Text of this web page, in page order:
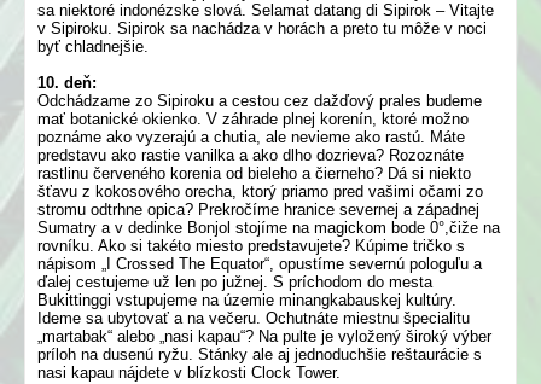
sa niektoré indonézske slová. Selamat datang di Sipirok – Vitajte
v Sipiroku. Sipirok sa nachádza v horách a preto tu môže v noci
byť chladnejšie.
10. deň:
Odchádzame zo Sipiroku a cestou cez dažďový prales budeme
mať botanické okienko. V záhrade plnej korenín, ktoré možno
poznáme ako vyzerajú a chutia, ale nevieme ako rastú. Máte
predstavu ako rastie vanilka a ako dlho dozrieva? Rozoznáte
rastlinu červeného korenia od bieleho a čierneho? Dá si niekto
šťavu z kokosového orecha, ktorý priamo pred vašimi očami zo
stromu odtrhne opica? Prekročíme hranice severnej a západnej
Sumatry a v dedinke Bonjol stojíme na magickom bode 0°,čiže na
rovníku. Ako si takéto miesto predstavujete? Kúpime tričko s
nápisom „I Crossed The Equator“, opustíme severnú pologuľu a
ďalej cestujeme už len po južnej. S príchodom do mesta
Bukittinggi vstupujeme na územie minangkabauskej kultúry.
Ideme sa ubytovať a na večeru. Ochutnáte miestnu špecialitu
„martabak“ alebo „nasi kapau“? Na pulte je vyložený široký výber
príloh na dusenú ryžu. Stánky ale aj jednoduchšie reštaurácie s
nasi kapau nájdete v blízkosti Clock Tower.